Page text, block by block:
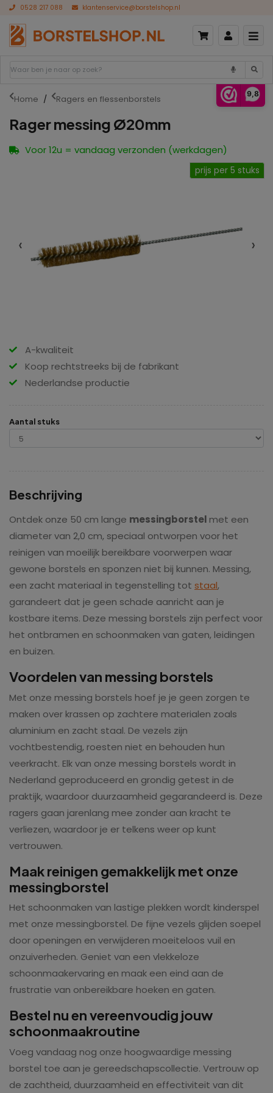
9,8
0528 217 088 klantenservice@borstelshop.nl
Home Ragers en flessenborstels
Rager messing Ø20mm
‹ ›
prijs per 5 stuks
A-kwaliteit
Koop rechtstreeks bij de fabrikant
Nederlandse productie
Aantal stuks
Voor 12u = vandaag verzonden (werkdagen)
Beschrijving
Ontdek onze 50 cm lange messingborstel met een
diameter van 2,0 cm, speciaal ontworpen voor het
reinigen van moeilijk bereikbare voorwerpen waar
gewone borstels en sponzen niet bij kunnen. Messing,
een zacht materiaal in tegenstelling tot staal,
garandeert dat je geen schade aanricht aan je
kostbare items. Deze messing borstels zijn perfect voor
het ontbramen en schoonmaken van gaten, leidingen
en buizen.
Voordelen van messing borstels
Met onze messing borstels hoef je je geen zorgen te
maken over krassen op zachtere materialen zoals
aluminium en zacht staal. De vezels zijn
vochtbestendig, roesten niet en behouden hun
veerkracht. Elk van onze messing borstels wordt in
Nederland geproduceerd en grondig getest in de
praktijk, waardoor duurzaamheid gegarandeerd is. Deze
ragers gaan jarenlang mee zonder aan kracht te
verliezen, waardoor je er telkens weer op kunt
vertrouwen.
Maak reinigen gemakkelijk met onze
messingborstel
Het schoonmaken van lastige plekken wordt kinderspel
met onze messingborstel. De fijne vezels glijden soepel
door openingen en verwijderen moeiteloos vuil en
onzuiverheden. Geniet van een vlekkeloze
schoonmaakervaring en maak een eind aan de
frustratie van onbereikbare hoeken en gaten.
Bestel nu en vereenvoudig jouw
schoonmaakroutine
Voeg vandaag nog onze hoogwaardige messing
borstel toe aan je gereedschapscollectie. Vertrouw op
de zachtheid, duurzaamheid en effectiviteit van dit